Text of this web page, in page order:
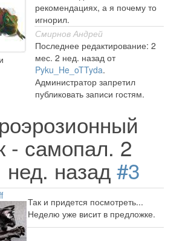
рекомендациях, а я почему то
игнорил.
Смирнов Андрей
Последнее редактирование: 2
мес. 2 нед. назад от
Pyku_He_oTTyda.
Администратор запретил
публиковать записи гостям.
- самопал. 2
назад #3
Так и придется посмотреть...
Неделю уже висит в предложке.